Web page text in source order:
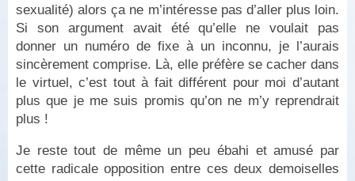
sexualité) alors ça ne m’intéresse pas d’aller plus loin.
Si son argument avait été qu’elle ne voulait pas
donner un numéro de fixe à un inconnu, je l’aurais
sincèrement comprise. Là, elle préfère se cacher dans
le virtuel, c’est tout à fait différent pour moi d’autant
plus que je me suis promis qu’on ne m’y reprendrait
plus !
Je reste tout de même un peu ébahi et amusé par
cette radicale opposition entre ces deux demoiselles